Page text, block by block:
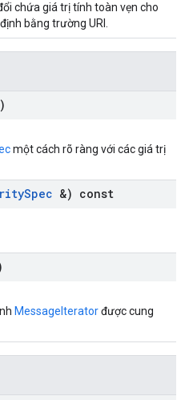
chứa giá trị tính toàn vẹn cho
bằng trường URI.
một cách rõ ràng với các giá trị
Spec &) const
MessageIteratorđược cung